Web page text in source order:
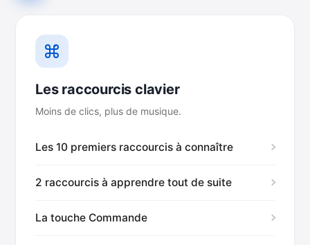
Les raccourcis clavier
Moins de clics, plus de musique.
Les 10 premiers raccourcis à connaître
2 raccourcis à apprendre tout de suite
La touche Commande